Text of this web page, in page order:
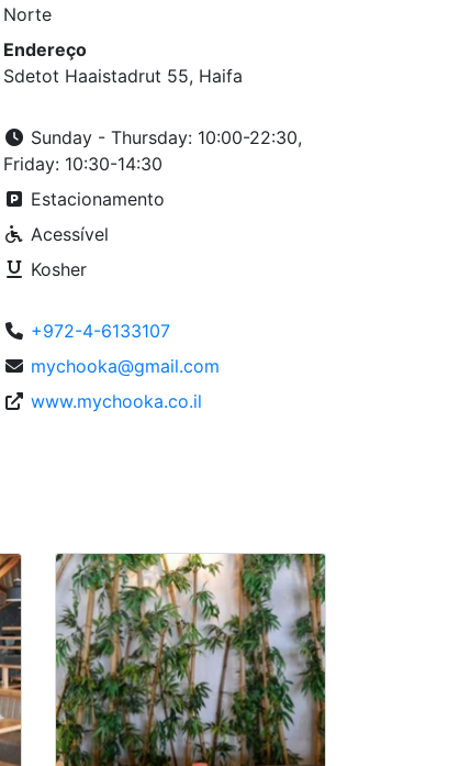
Norte
Endereço
Sdetot Haaistadrut 55, Haifa
Sunday - Thursday: 10:00-22:30,
Friday: 10:30-14:30
Estacionamento
Acessível
Kosher
+972-4-6133107
mychooka@gmail.com
www.mychooka.co.il